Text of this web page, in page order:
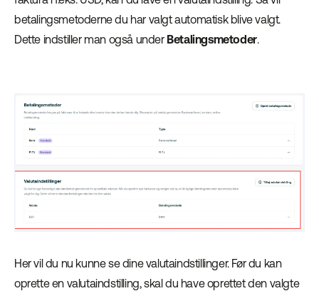
betalingsmetoderne du har valgt automatisk blive valgt.
Dette indstiller man også under Betalingsmetoder.
Her vil du nu kunne se dine valutaindstillinger. Før du kan
oprette en valutaindstilling, skal du have oprettet den valgte